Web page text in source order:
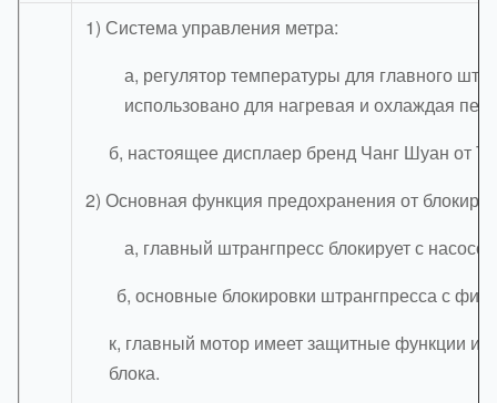
1) Система управления метра:
а, регулятор температуры для главного
использовано для нагревая и охлаждая
б, настоящее дисплаер бренд Чанг Шуан от
2) Основная функция предохранения от
а, главный штрангпресс блокирует с
б, основные блокировки штрангпресса с
к, главный мотор имеет защитные функции
блока.